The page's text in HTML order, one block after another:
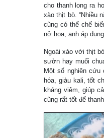
cho thanh long ra
xào thịt bò. “Nhiều
cũng có thể chế
nở hoa, anh áp
Ngoài xào với thịt
sườn hay muối
Một số nghiên cứu
hóa, giàu kali, tốt
kháng viêm, giúp
cũng rất tốt để